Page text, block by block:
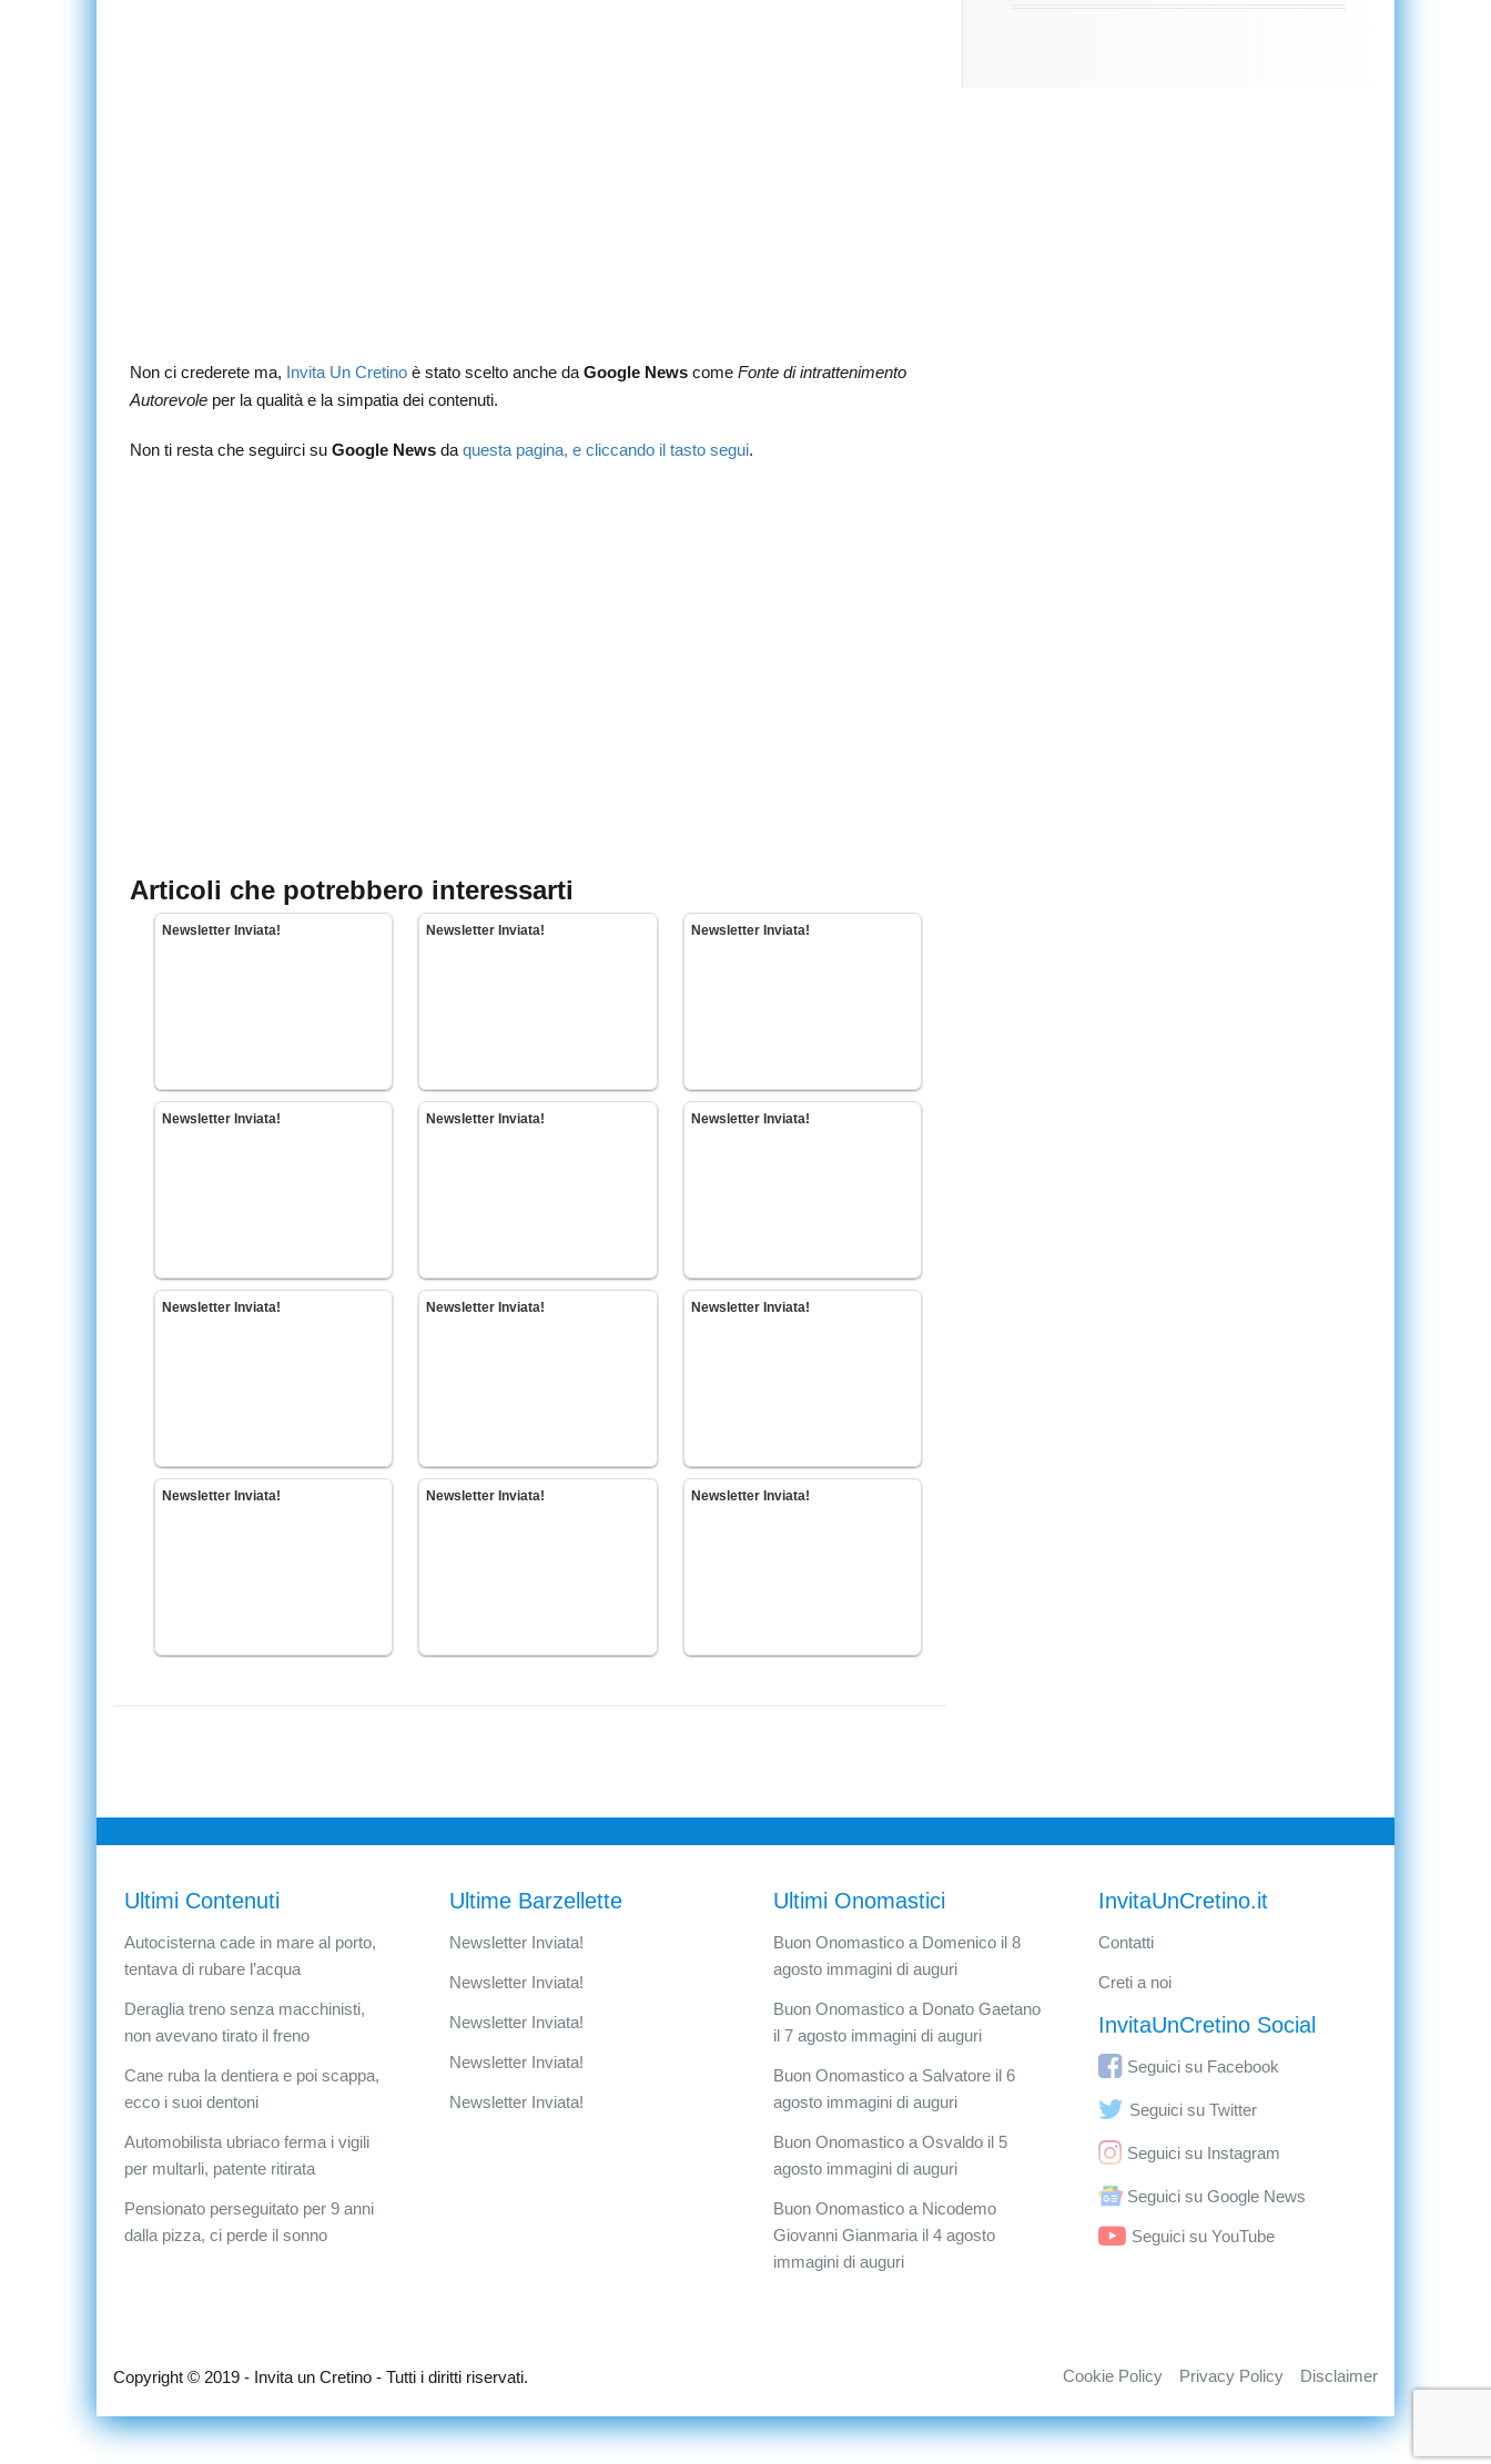
Non ci crederete ma, Invita Un Cretino è stato scelto anche da Google News come Fonte di intrattenimento
Autorevole per la qualità e la simpatia dei contenuti.
Non ti resta che seguirci su Google News da questa pagina, e cliccando il tasto segui.
Articoli che potrebbero interessarti
Newsletter Inviata! Newsletter Inviata! Newsletter Inviata!
Newsletter Inviata! Newsletter Inviata! Newsletter Inviata!
Newsletter Inviata! Newsletter Inviata! Newsletter Inviata!
Newsletter Inviata! Newsletter Inviata! Newsletter Inviata!
Ultimi Contenuti
Autocisterna cade in mare al porto,
tentava di rubare l’acqua
Deraglia treno senza macchinisti,
non avevano tirato il freno
Cane ruba la dentiera e poi scappa,
ecco i suoi dentoni
Automobilista ubriaco ferma i vigili
per multarli, patente ritirata
Pensionato perseguitato per 9 anni
dalla pizza, ci perde il sonno
Ultime Barzellette
Newsletter Inviata!
Newsletter Inviata!
Newsletter Inviata!
Newsletter Inviata!
Newsletter Inviata!
Ultimi Onomastici
Buon Onomastico a Domenico il 8
agosto immagini di auguri
Buon Onomastico a Donato Gaetano
il 7 agosto immagini di auguri
Buon Onomastico a Salvatore il 6
agosto immagini di auguri
Buon Onomastico a Osvaldo il 5
agosto immagini di auguri
Buon Onomastico a Nicodemo
Giovanni Gianmaria il 4 agosto
immagini di auguri
InvitaUnCretino.it
Contatti
Creti a noi
InvitaUnCretino Social
Seguici su Facebook
Seguici su Twitter
Seguici su Instagram
Seguici su Google News
Seguici su YouTube
Copyright © 2019 - Invita un Cretino - Tutti i diritti riservati. Cookie Policy Privacy Policy Disclaimer